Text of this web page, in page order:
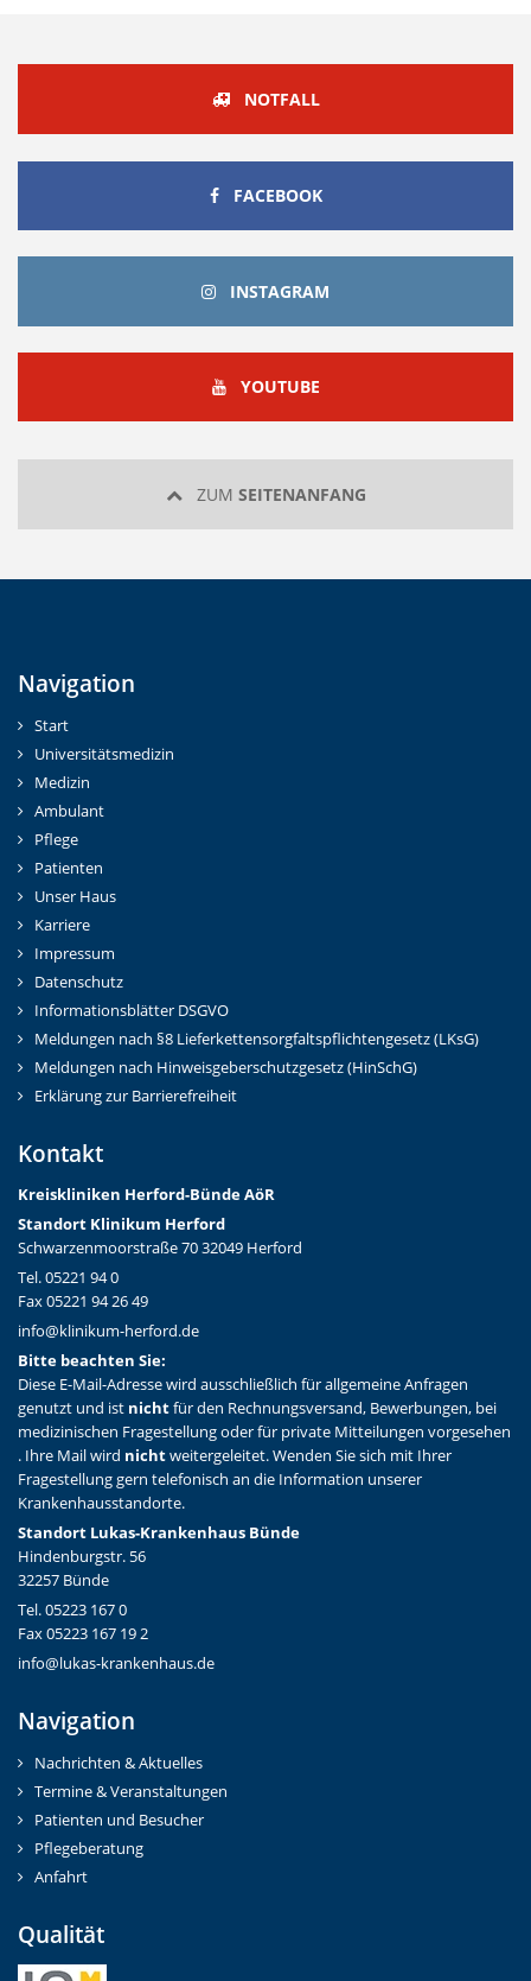
NOTFALL
FACEBOOKFACEBOOK
INSTAGRAM
YOUTUBEYOUTUBE
ZUM SEITENANFANG
Navigation
Start
Universitätsmedizin
Medizin
Ambulant
Pflege
Patienten
Unser Haus
Karriere
Impressum
Datenschutz
Informationsblätter DSGVO
Meldungen nach §8 Lieferkettensorgfaltspflichtengesetz (LKsG)
Meldungen nach Hinweisgeberschutzgesetz (HinSchG)
Erklärung zur Barrierefreiheit
Kontakt
Kreiskliniken Herford-Bünde AöR
Standort Klinikum Herford
Schwarzenmoorstraße 70 32049 Herford
Tel. 05221 94 0
Fax 05221 94 26 49
info@klinikum-herford.de
Bitte beachten Sie:
Diese E-Mail-Adresse wird ausschließlich für allgemeine Anfragen
genutzt und ist nichtfür den Rechnungsversand, Bewerbungen, bei
medizinischen Fragestellung oder für private Mitteilungen vorgesehen
. Ihre Mail wird nichtweitergeleitet. Wenden Sie sich mit Ihrer
Fragestellung gern telefonisch an die Information unserer
Krankenhausstandorte.
Standort Lukas-Krankenhaus Bünde
Hindenburgstr. 56
32257 Bünde
Tel. 05223 167 0
Fax 05223 167 19 2
info@lukas-krankenhaus.de
Navigation
Nachrichten & Aktuelles
Termine & Veranstaltungen
Patienten und Besucher
Pflegeberatung
Anfahrt
Qualität